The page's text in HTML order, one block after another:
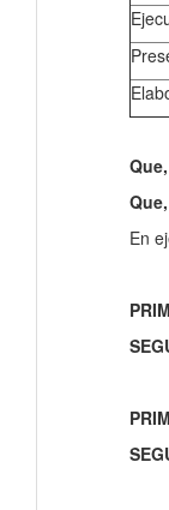
Que,
Que,
En